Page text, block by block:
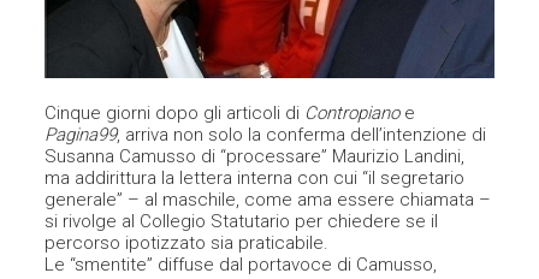
Cinque giorni dopo gli articoli di Contropianoe
Pagina99, arriva non solo la conferma dell’intenzione di
Susanna Camusso di “processare” Maurizio Landini,
ma addirittura la lettera interna con cui “il segretario
generale” – al maschile, come ama essere chiamata –
si rivolge al Collegio Statutario per chiedere se il
percorso ipotizzato sia praticabile.
Le “smentite” diffuse dal portavoce di Camusso,